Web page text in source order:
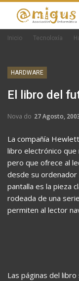
Inicio Tecnoloxía
HARDWARE
El libro del
Nova do 27 Agosto,
La compañía
libro electrónico que
pero que ofrece al
desde su ordenador
pantalla es la pieza
rodeada de una
permiten al lector
Las páginas del